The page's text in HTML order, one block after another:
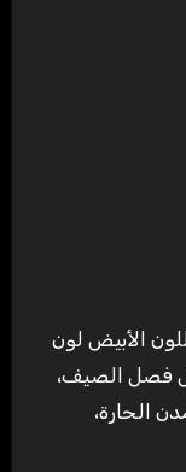
الأبيض لون
فصل الصيف،
الحارة،